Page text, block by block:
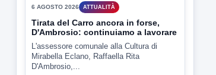
6 AGOSTO 2026 ATTUALITÀ
Tirata del Carro ancora in forse,
D'Ambrosio: continuiamo a lavorare
L'assessore comunale alla Cultura di
Mirabella Eclano, Raffaella Rita
D'Ambrosio,...